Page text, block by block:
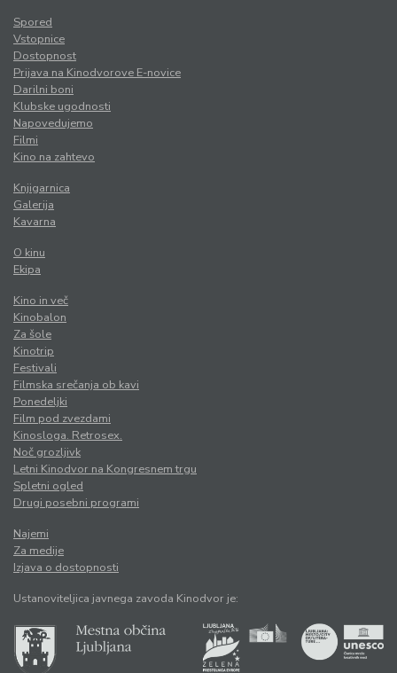
Spored
Vstopnice
Dostopnost
Prijava na Kinodvorove E-novice
Darilni boni
Klubske ugodnosti
Napovedujemo
Filmi
Kino na zahtevo
Knjigarnica
Galerija
Kavarna
O kinu
Ekipa
Kino in več
Kinobalon
Za šole
Kinotrip
Festivali
Filmska srečanja ob kavi
Ponedeljki
Film pod zvezdami
Kinosloga. Retrosex.
Noč grozljivk
Letni Kinodvor na Kongresnem trgu
Spletni ogled
Drugi posebni programi
Najemi
Za medije
Izjava o dostopnosti
Ustanoviteljica javnega zavoda Kinodvor je: